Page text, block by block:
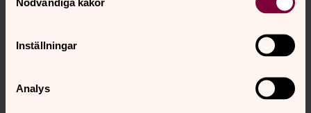
Inställningar
Analys
våra liv. Ett känt bibelord lyder så här: ”Men nu består
kärleken.”
behöver inte tro det, men hoppet och kärleken finns
ändå.